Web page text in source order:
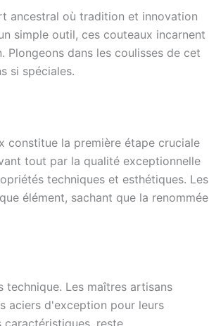
ancestral où tradition et innovation
simple outil, ces couteaux incarnent
dans les coulisses de cet
si spéciales.
constitue la première étape cruciale
tout par la qualité exceptionnelle
techniques et esthétiques. Les
élément, sachant que la renommée
Les maîtres artisans
aciers d'exception pour leurs